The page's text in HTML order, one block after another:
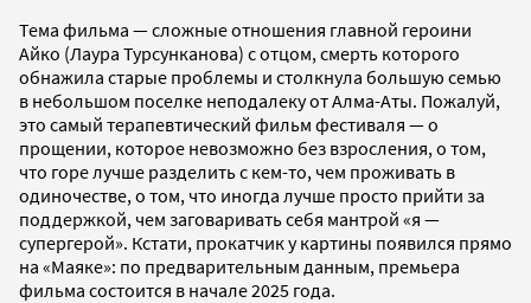
Тема фильма — сложные отношения главной героини
Айко (Лаура Турсунканова) с отцом, смерть которого
обнажила старые проблемы и столкнула большую семью
в небольшом поселке неподалеку от Алма-Аты. Пожалуй,
это самый терапевтический фильм фестиваля — о
прощении, которое невозможно без взросления, о том,
что горе лучше разделить с кем-то, чем проживать в
одиночестве, о том, что иногда лучше просто прийти за
поддержкой, чем заговаривать себя мантрой «я —
супергерой». Кстати, прокатчик у картины появился прямо
на «Маяке»: по предварительным данным, премьера
фильма состоится в начале 2025 года.